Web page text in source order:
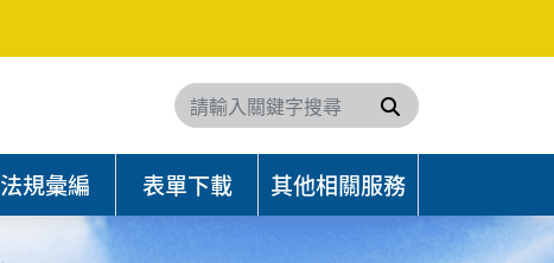
搜尋
法規彙編 表單下載 其他相關服務